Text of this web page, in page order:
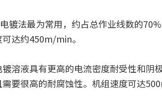
镀法最为常用，约占总作业线数的
达约450m/min。
溶液具有更高的电流密度耐受性和阴
要很高的耐腐蚀性。机组速度可达